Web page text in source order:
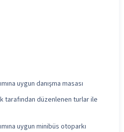
uygun danışma masası
tarafından düzenlenen turlar ile
uygun minibüs otoparkı